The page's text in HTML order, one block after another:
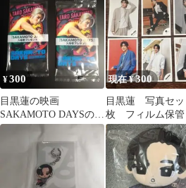
¥300
目黒蓮の映画
SAKAMOTO DAYSの入
場者プレゼントカード2
枚 匿名配送
現在 ¥300
目黒蓮 写真セ
枚 フィルム保
2023 2024